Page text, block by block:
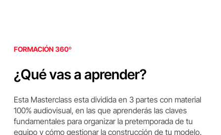
FORMACIÓN 360º
¿Qué vas a aprender?
Esta Masterclass esta dividida en 3 partes con material
100% audiovisual, en las que aprenderás las claves
fundamentales para organizar la pretemporada de tu
equipo y cómo gestionar la construcción de tu modelo.